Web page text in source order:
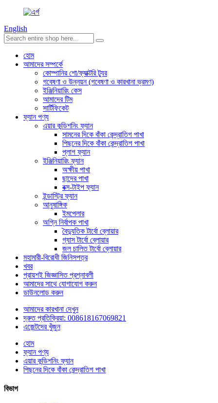
English
হোম
আমাদের সম্পর্কে
কোম্পানির শো/ফ্যাক্টরি ট্যুর
গবেষণা ও উন্নয়ন (গবেষণা ও কারখানা ভ্রমণ)
ইঞ্জিনিয়ারিং কেস
আমাদের টিম
সার্টিফিকেট
ফ্যান পণ্য
এয়ার কন্ডিশনিং ফ্যান
সামনের দিকে বাঁকা কেন্দ্রাতিগ পাখা
পিছনের দিকে বাঁকা কেন্দ্রাতিগ পাখা
প্লাগ ফ্যান
ইঞ্জিনিয়ারিং ফ্যান
অক্ষীয় পাখা
ছাদের পাখা
বক্স-টাইপ ফ্যান
ইন্ডাস্ট্রি ফ্যান
আনুষাঙ্গিক
ইমপেলার
অগ্নি নির্বাপক পাখা
বৈদ্যুতিক টার্বো ব্লোয়ার
গ্যাস টার্বো ব্লোয়ার
জল চালিত টার্বো ব্লোয়ার
মহামারী-বিরোধী জিনিসপত্র
খবর
প্রায়শই জিজ্ঞাসিত প্রশ্নাবলী
আমাদের সাথে যোগাযোগ করুন
ডাউনলোড করুন
আমাদের কারখানা দেখুন
দ্রুত প্রতিক্রিয়া: 008618167069821
এজেন্টদের খুঁজুন
হোম
ফ্যান পণ্য
এয়ার কন্ডিশনিং ফ্যান
পিছনের দিকে বাঁকা কেন্দ্রাতিগ পাখা
বিভাগ